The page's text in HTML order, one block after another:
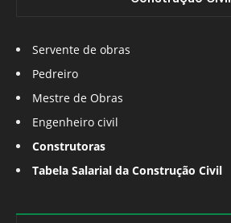
Servente de obras
Pedreiro
Mestre de Obras
Engenheiro civil
Construtoras
Tabela Salarial da Construção Civil